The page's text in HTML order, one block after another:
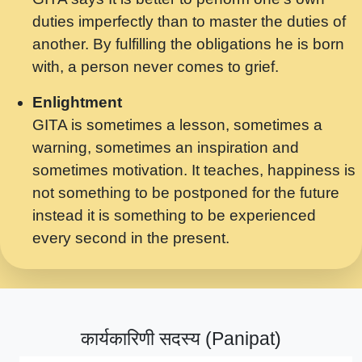
मर गनय न अपरध लडडल शर रध.... Shri
ravinandan shastri ji maharaj.mp3
मेरे मन हरी का ध्यान लगा - भजन भाव - 2018 -
Rishikesh - Swami Gyananand Ji
Maharaj.mp3
यह हसरत तलब ह नकज कमर Yahi Hasraten
Talab Hai Bhav Pravah #bhajan.mp3
लडल ज बल ल क ज न लग Sadhvi Purnima Ji
7.9.2021 जवल नगर दलल #बसर.mp3
सख भ मझ पयर ह दख भ मझ पयर ह!छड म कस दत
सपरहट भजन 2021 - तर अखय ह जद भर बहर ज म
सपरहट शयम भजन - जय जय शयम जय जय शयम
duties imperfectly than to master the duties of
another. By fulfilling the obligations he is born
with, a person never comes to grief.
Enlightment
GITA is sometimes a lesson, sometimes a
warning, sometimes an inspiration and
sometimes motivation. It teaches, happiness is
not something to be postponed for the future
instead it is something to be experienced
every second in the present.
कार्यकारिणी सदस्य (Panipat)